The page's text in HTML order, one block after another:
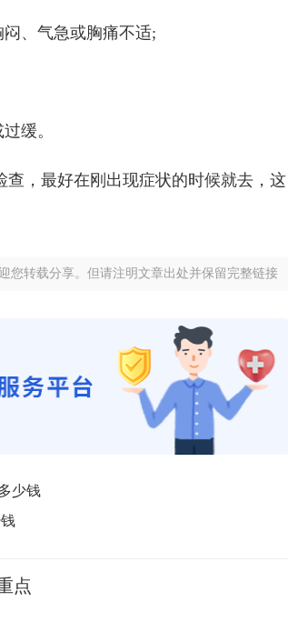
、气急或胸痛不适;
缓。
，最好在刚出现症状的时候就去，这
您转载分享。但请注明文章出处并保留完整链接
少钱
点